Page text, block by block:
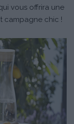
vous offrira une
campagne chic !